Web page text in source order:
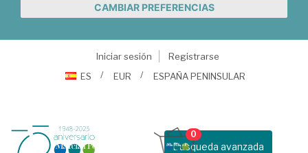
CAMBIAR PREFERENCIAS
Iniciar sesión
Registrarse
ES
EUR ESPAÑA PENINSULAR
Busqueda avanzada
0